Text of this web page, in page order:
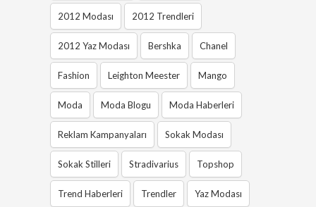
2012 Modası 2012 Trendleri
2012 Yaz Modası Bershka Chanel
Fashion Leighton Meester Mango
Moda Moda Blogu Moda Haberleri
Reklam Kampanyaları Sokak Modası
Sokak Stilleri Stradivarius Topshop
Trend Haberleri Trendler Yaz Modası